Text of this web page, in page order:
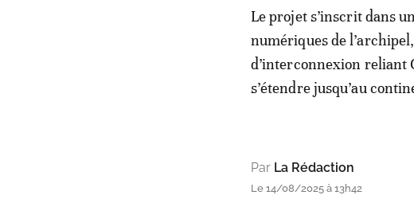
Le projet s’inscrit dans
numériques de
d’interconnexion reliant
s’étendre jusqu’au
Par La Rédaction
Le 14/08/2025 à 13h42